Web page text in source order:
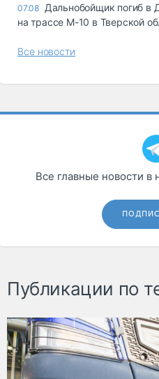
07.08 Дальнобойщик погиб в
на трассе М-10 в Тверской
Все новости
Все главные новости в
Публикации по